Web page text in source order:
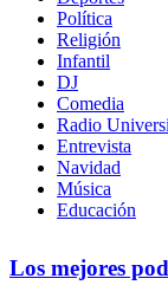
Política
Religión
Infantil
DJ
Comedia
Radio
Entrevista
Navidad
Música
Educación
Los mejores